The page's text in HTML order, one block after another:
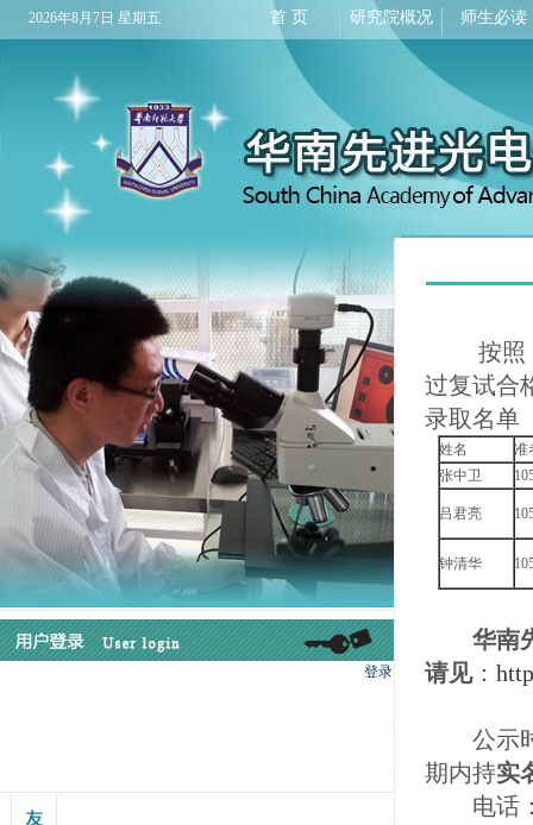
2026年8月7日 星期五 首 页 研究院概况 师生必读
按照《
过复试合
录取名单
姓名
准
张中卫
吕君亮
钟清华
华南
请见：
公示时
期内持实
电话：